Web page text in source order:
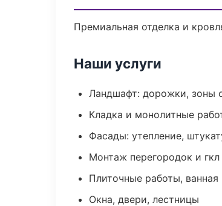
Премиальная отделка и
Наши услуги
Ландшафт: дорожки, зоны
Кладка и монолитные
Фасады: утепление,
Монтаж перегородок и гкл
Плиточные работы,
Окна, двери, лестницы